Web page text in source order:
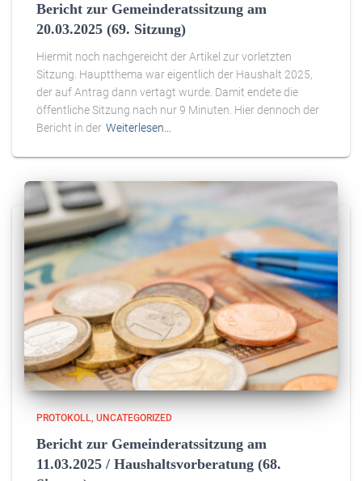
Bericht zur Gemeinderatssitzung am
20.03.2025 (69. Sitzung)
Hiermit noch nachgereicht der Artikel zur vorletzten
Sitzung. Hauptthema war eigentlich der Haushalt 2025,
der auf Antrag dann vertagt wurde. Damit endete die
öffentliche Sitzung nach nur 9 Minuten. Hier dennoch der
Bericht in der Weiterlesen…
PROTOKOLL UNCATEGORIZED
Bericht zur Gemeinderatssitzung am
11.03.2025 / Haushaltsvorberatung (68.